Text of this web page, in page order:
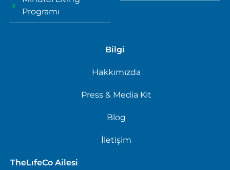
Programı
Bilgi
Hakkımızda
Press & Media Kit
Blog
İletişim
TheLıfeCo Ailesi